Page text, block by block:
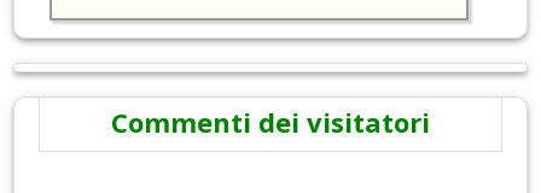
Commenti dei visitatori